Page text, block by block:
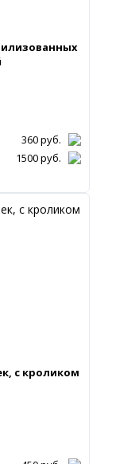
360руб.
1500руб.
с кроликом